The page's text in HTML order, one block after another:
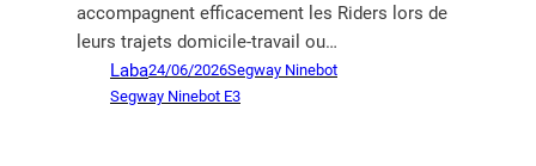
accompagnent efficacement les Riders lors de
leurs trajets domicile-travail ou…
Laba24/06/2026Segway Ninebot
Segway Ninebot E3